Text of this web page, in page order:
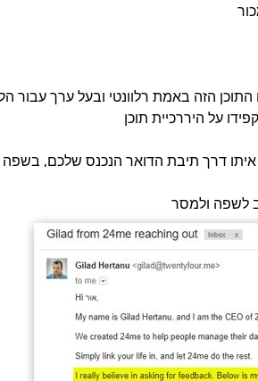
הזה באמת רלוונטי ובעל ערך
איתו דרך תיבת הדואר הנכנס שלכם,